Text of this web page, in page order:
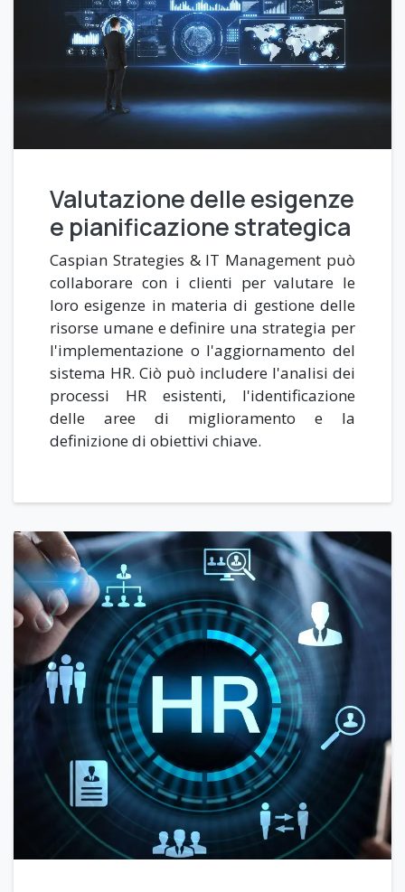
Valutazione delle esigenze
e pianificazione strategica
Caspian Strategies & IT Management può
collaborare con i clienti per valutare le
loro esigenze in materia di gestione delle
risorse umane e definire una strategia per
l'implementazione o l'aggiornamento del
sistema HR. Ciò può includere l'analisi dei
processi HR esistenti, l'identificazione
delle aree di miglioramento e la
definizione di obiettivi chiave.